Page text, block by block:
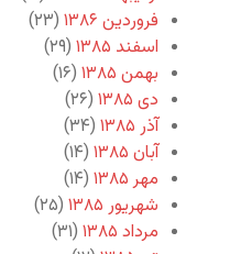
فروردین ۱۳۸۶
(۲۳)
اسفند ۱۳۸۵
(۲۹)
بهمن ۱۳۸۵
(۱۶)
دی ۱۳۸۵
(۲۶)
آذر ۱۳۸۵
(۳۴)
آبان ۱۳۸۵
(۱۴)
مهر ۱۳۸۵
(۱۴)
شهریور ۱۳۸۵
(۲۵)
مرداد ۱۳۸۵
(۳۱)